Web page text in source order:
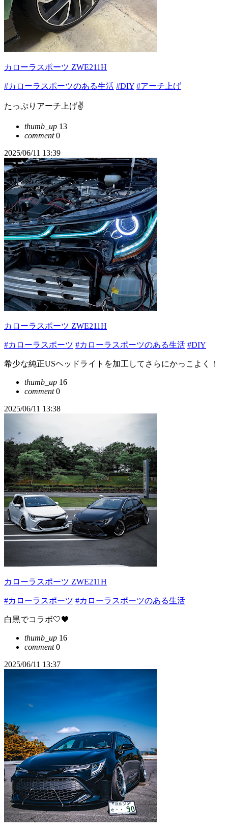
カローラスポーツ ZWE211H
#カローラスポーツのある生活 #DIY #アーチ上げ
たっぷりアーチ上げ✌️
thumb_up 13
comment0
2025/06/11 13:39
カローラスポーツ ZWE211H
#カローラスポーツ #カローラスポーツのある生活 #DIY
希少な純正USヘッドライトを加工してさらにかっこよく！
thumb_up 16
comment0
2025/06/11 13:38
カローラスポーツ ZWE211H
#カローラスポーツ #カローラスポーツのある生活
白黒でコラボ🤍🖤
thumb_up 16
comment0
2025/06/11 13:37